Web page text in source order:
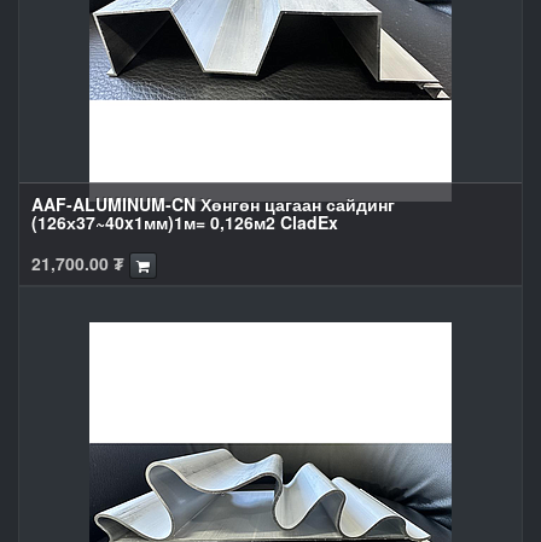
AAF-ALUMINUM-CN Хөнгөн цагаан сайдинг
(126х37~40x1мм)1м= 0,126м2 CladEx
21,700.00 ₮